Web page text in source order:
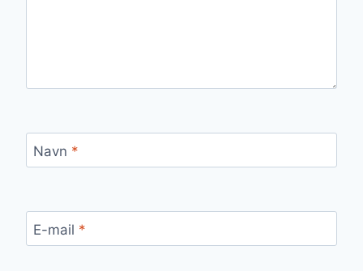
Navn *
E-mail *